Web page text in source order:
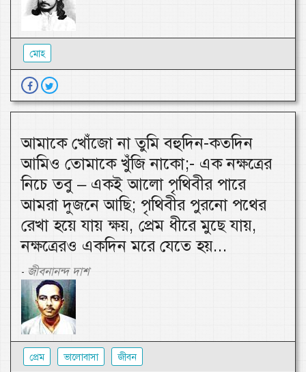
মোহ
আমাকে খোঁজো না তুমি বহুদিন-কতদিন
আমিও তোমাকে খুঁজি নাকো;- এক নক্ষত্রের
নিচে তবু – একই আলো পৃথিবীর পারে
আমরা দুজনে আছি; পৃথিবীর পুরনো পথের
রেখা হয়ে যায় ক্ষয়, প্রেম ধীরে মুছে যায়,
নক্ষত্রেরও একদিন মরে যেতে হয়...
- জীবনানন্দ দাশ
প্রেম ভালোবাসা জীবন